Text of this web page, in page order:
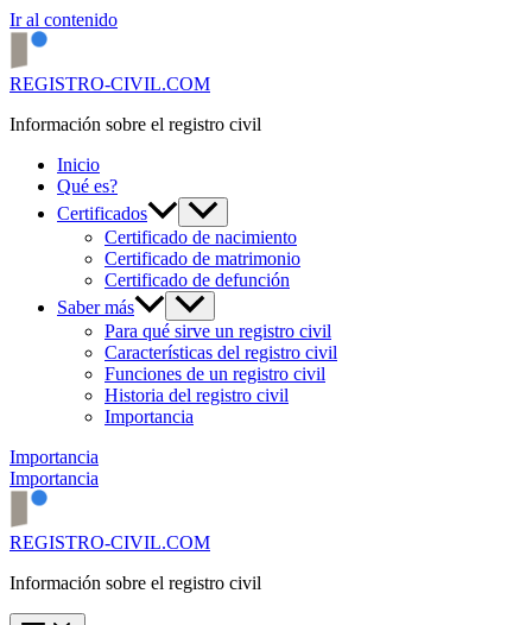
Ir al contenido
REGISTRO-CIVIL.COM
Información sobre el registro civil
Inicio
Qué es?
Certificados
Certificado de nacimiento
Certificado de matrimonio
Certificado de defunción
Saber más
Para qué sirve un registro civil
Características del registro civil
Funciones de un registro civil
Historia del registro civil
Importancia
Importancia
Importancia
REGISTRO-CIVIL.COM
Información sobre el registro civil